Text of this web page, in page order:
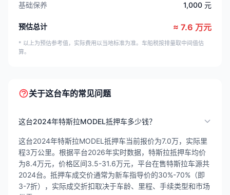
基础保养
1,000 元
预估总计 ≈ 7.6 万元
* 以上为预估参考值，实际费用以当地标准为准。车船税按排量取中间值估
算。
关于这台车的常见问题
这台2024年特斯拉MODEL抵押车多少钱？
这台2024年特斯拉MODEL抵押车当前报价为7.0万，实际里
程3万公里。根据平台2026年实时数据，特斯拉抵押车均价
为8.4万元，价格区间3.5-31.6万元，平台在售特斯拉车源共
2024台。抵押车成交价通常为新车指导价的30%-70%（即
3-7折），实际成交折扣取决于车龄、里程、手续类型和市场